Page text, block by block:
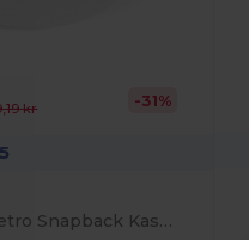
kr -31%
Genanvendt Retro Snapback Kasket